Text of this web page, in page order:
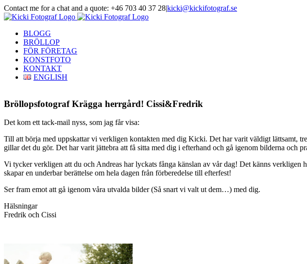
Skip
to
Contact me for a chat and a quote: +46 703 40 37 28|kicki@kickifotograf.se
Instagram
Facebook
BLOGG
BRÖLLOP
FÖR FÖRETAG
KONSTFOTO
KONTAKT
ENGLISH
Bröllopsfotograf Krägga herrgård! Cissi&Fredrik
Det kom ett tack-mail nyss, som jag får visa:
Till att börja med uppskattar vi verkligen kontakten med dig Kicki. Det har varit väldigt lättsamt,
gillar det du gör. Det har varit jättebra att få sitta med dig i efterhand och gå igenom bilderna och
Vi tycker verkligen att du och Andreas har lyckats fånga känslan av vår dag! Det känns
skapar en underbar berättelse om hela dagen från förberedelse till efterfest!
Ser fram emot att gå igenom våra utvalda bilder (Så snart vi valt ut dem…) med dig.
Hälsningar
Fredrik och Cissi